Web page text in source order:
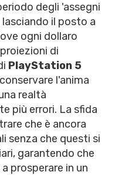
degli 'assegni
il posto a
ogni dollaro
di
PlayStation 5
l'anima
realtà
più errori. La sfida
che è ancora
senza che questi si
garantendo che
prosperare in un